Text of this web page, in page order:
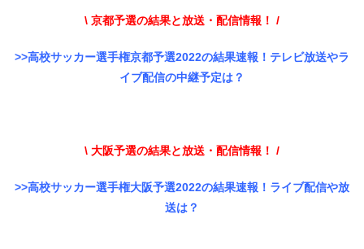
\ 京都予選の結果と放送・配信情報！ /
>>高校サッカー選手権京都予選2022の結果速報！テレビ放送やラ
イブ配信の中継予定は？
\ 大阪予選の結果と放送・配信情報！ /
>>高校サッカー選手権大阪予選2022の結果速報！ライブ配信や放
送は？